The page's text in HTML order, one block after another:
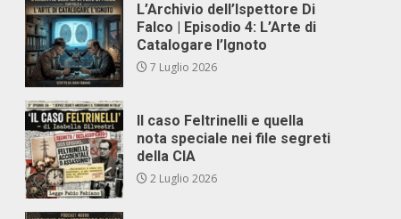
L’Archivio dell’Ispettore Di
Falco | Episodio 4: L’Arte di
Catalogare l’Ignoto
7 Luglio 2026
Il caso Feltrinelli e quella
nota speciale nei file segreti
della CIA
2 Luglio 2026